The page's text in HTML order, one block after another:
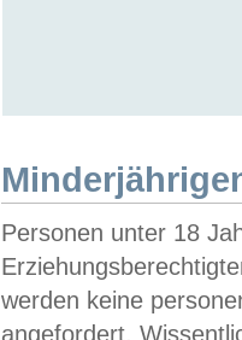
Personen unter 18
werden keine
angefordert.